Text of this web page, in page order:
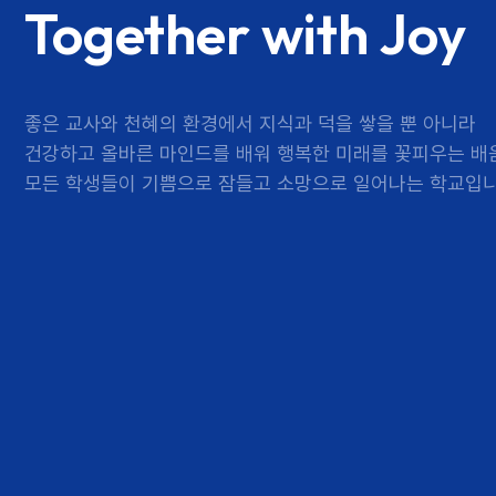
Together with Joy
좋은 교사와 천혜의 환경에서 지식과 덕을 쌓을 뿐 아니라
건강하고 올바른 마인드를 배워 행복한 미래를 꽃피우는 배
모든 학생들이 기쁨으로 잠들고 소망으로 일어나는 학교입